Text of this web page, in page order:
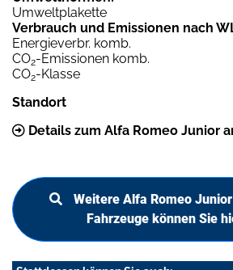
Umweltplakette
Verbrauch und Emissionen nach
Energieverbr. komb.
CO2-Emissionen komb.
CO2-Klasse
Standort
Details zum Alfa Romeo Junior
Weitere Alfa Romeo
Fahrzeuge können Sie